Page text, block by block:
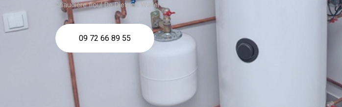
chaudière fioul De Dietrich Wallers
09 72 66 89 55